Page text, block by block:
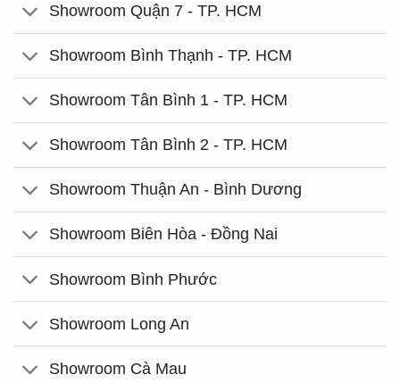
Showroom Quận 7 - TP. HCM
Showroom Bình Thạnh - TP. HCM
Showroom Tân Bình 1 - TP. HCM
Showroom Tân Bình 2 - TP. HCM
Showroom Thuận An - Bình Dương
Showroom Biên Hòa - Đồng Nai
Showroom Bình Phước
Showroom Long An
Showroom Cà Mau